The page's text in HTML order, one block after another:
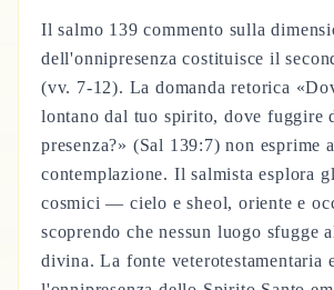
Il salmo 139 commento sulla
dell'onnipresenza costituisce il
(vv. 7-12). La domanda retorica
lontano dal tuo spirito, dove fuggire
presenza?» (Sal 139:7) non esprime
contemplazione. Il salmista esplora
cosmici — cielo e sheol, oriente e
scoprendo che nessun luogo sfugge
divina. La fonte veterotestamentaria